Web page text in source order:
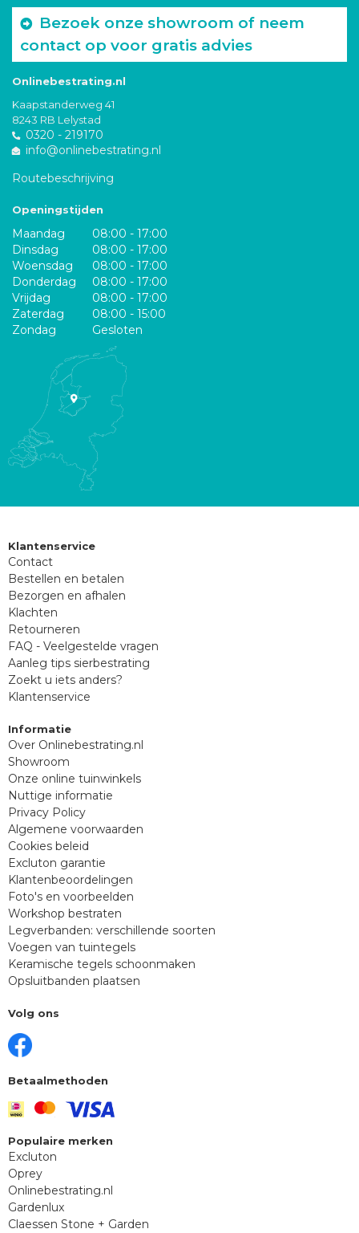
Bezoek onze showroom of neem
contact op voor gratis advies
Onlinebestrating.nl
Kaapstanderweg 41
8243 RB Lelystad
0320 - 219170
info@onlinebestrating.nl
Routebeschrijving
Openingstijden
Maandag
08:00 - 17:00
Dinsdag
08:00 - 17:00
Woensdag
08:00 - 17:00
Donderdag
08:00 - 17:00
Vrijdag
08:00 - 17:00
Zaterdag
08:00 - 15:00
Zondag
Gesloten
Klantenservice
Contact
Bestellen en betalen
Bezorgen en afhalen
Klachten
Retourneren
FAQ - Veelgestelde vragen
Aanleg tips sierbestrating
Zoekt u iets anders?
Klantenservice
Informatie
Over Onlinebestrating.nl
Showroom
Onze online tuinwinkels
Nuttige informatie
Privacy Policy
Algemene voorwaarden
Cookies beleid
Excluton garantie
Klantenbeoordelingen
Foto's en voorbeelden
Workshop bestraten
Legverbanden: verschillende soorten
Voegen van tuintegels
Keramische tegels schoonmaken
Opsluitbanden plaatsen
Volg ons
Betaalmethoden
Populaire merken
Excluton
Oprey
Onlinebestrating.nl
Gardenlux
Claessen Stone + Garden